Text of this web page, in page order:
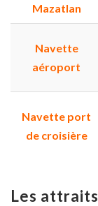
Mazatlan
Navette
aéroport
Navette port
de croisière
Les